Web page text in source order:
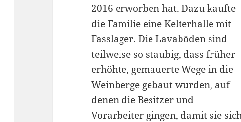
2016 erworben hat. Dazu kaufte
die Familie eine Kelterhalle mit
Fasslager. Die Lavaböden sind
teilweise so staubig, dass früher
erhöhte, gemauerte Wege in die
Weinberge gebaut wurden, auf
denen die Besitzer und
Vorarbeiter gingen, damit sie